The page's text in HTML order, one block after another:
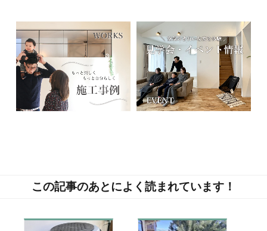
この記事のあとによく読まれています！